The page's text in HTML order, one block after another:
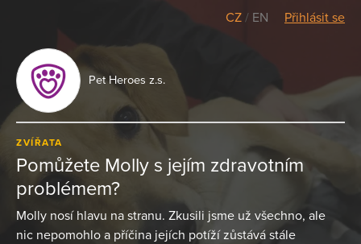
CZ / EN Přihlásit se
Pet Heroes z.s.
ZVÍŘATA
Pomůžete Molly s jejím zdravotním
problémem?
Molly nosí hlavu na stranu. Zkusili jsme už všechno, ale
nic nepomohlo a příčina jejích potíží zůstává stále